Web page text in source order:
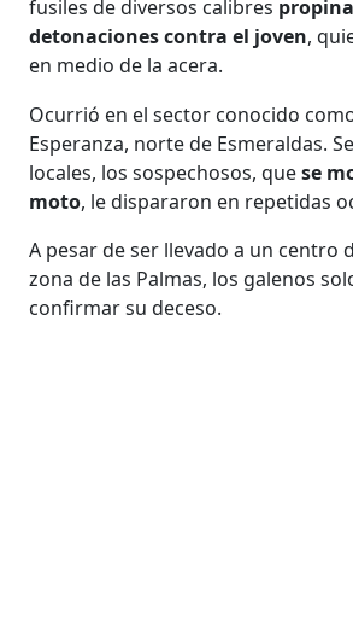
fusiles de diversos calibres
detonaciones contra el joven,
en medio de la acera.
Ocurrió en el sector conocido
Esperanza, norte de Esmeraldas.
locales, los sospechosos, quese
moto, le dispararon en repetidas
A pesar de ser llevado a un centro
zona de las Palmas, los galenos
confirmar su deceso.